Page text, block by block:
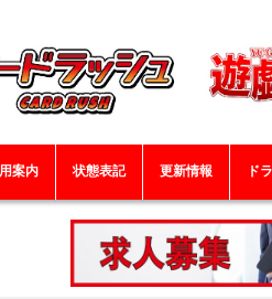
案内 状態表記 更新情報 ド